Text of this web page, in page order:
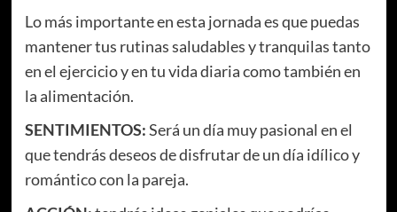
Lo más importante en esta jornada es que puedas
mantener tus rutinas saludables y tranquilas tanto
en el ejercicio y en tu vida diaria como también en
la alimentación.
SENTIMIENTOS:Será un día muy pasional en el
que tendrás deseos de disfrutar de un día idílico y
romántico con la pareja.